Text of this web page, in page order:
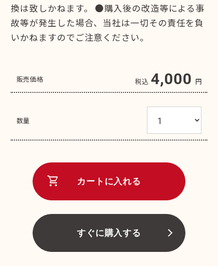
換は致しかねます。 ●購入後の改造等による事
故等が発生した場合、当社は一切その責任を負
いかねますのでご注意ください。
販売価格 税込 4,000 円
数量
shopping_cart カートに入れる
すぐに購入する